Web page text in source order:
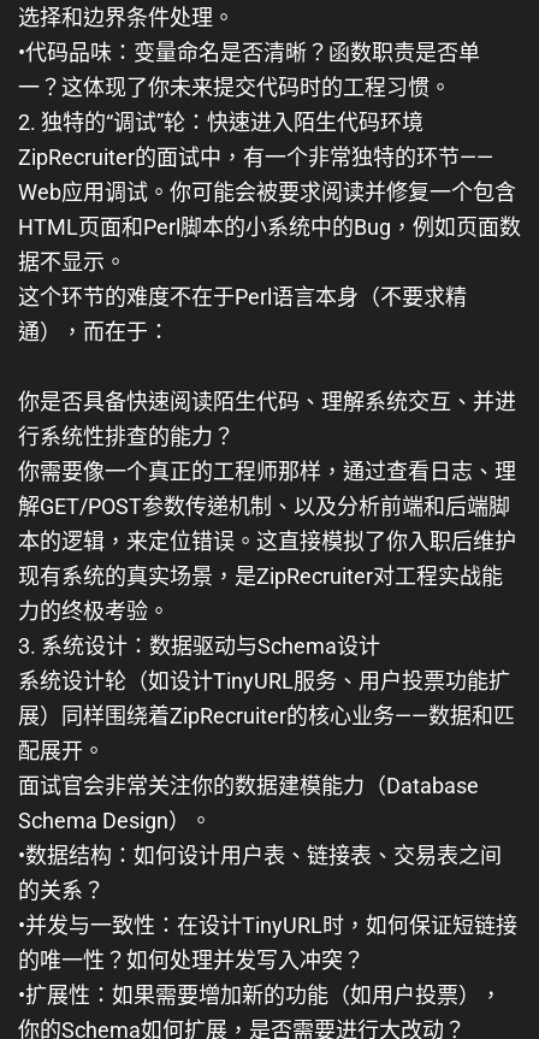
选择和边界条件处理。
•代码品味 ：变量命名是否清晰？函数职责是否单
一？这体现了你未来提交代码时的工程习惯。
2. 独特的“调试”轮：快速进入陌生代码环境
ZipRecruiter的面试中，有一个非常独特的环节——
Web应用调试 。你可能会被要求阅读并修复一个包含
HTML页面和Perl脚本的小系统中的Bug，例如页面数
据不显示。
这个环节的难度不在于Perl语言本身（不要求精
通），而在于：
你是否具备快速阅读陌生代码、理解系统交互、并进
行系统性排查的能力？
你需要像一个真正的工程师那样，通过查看日志、理
解GET/POST参数传递机制、以及分析前端和后端脚
本的逻辑，来定位错误。这直接模拟了你入职后维护
现有系统的真实场景，是ZipRecruiter对工程实战能
力的终极考验。
3. 系统设计：数据驱动与Schema设计
系统设计轮（如设计TinyURL服务、用户投票功能扩
展）同样围绕着ZipRecruiter的核心业务——数据和匹
配展开。
面试官会非常关注你的数据建模能力（Database
Schema Design）
。
•数据结构 ：如何设计用户表、链接表、交易表之间
的关系？
•并发与一致性 ：在设计TinyURL时，如何保证短链接
的唯一性？如何处理并发写入冲突？
•扩展性 ：如果需要增加新的功能（如用户投票），
你的Schema如何扩展，是否需要进行大改动？